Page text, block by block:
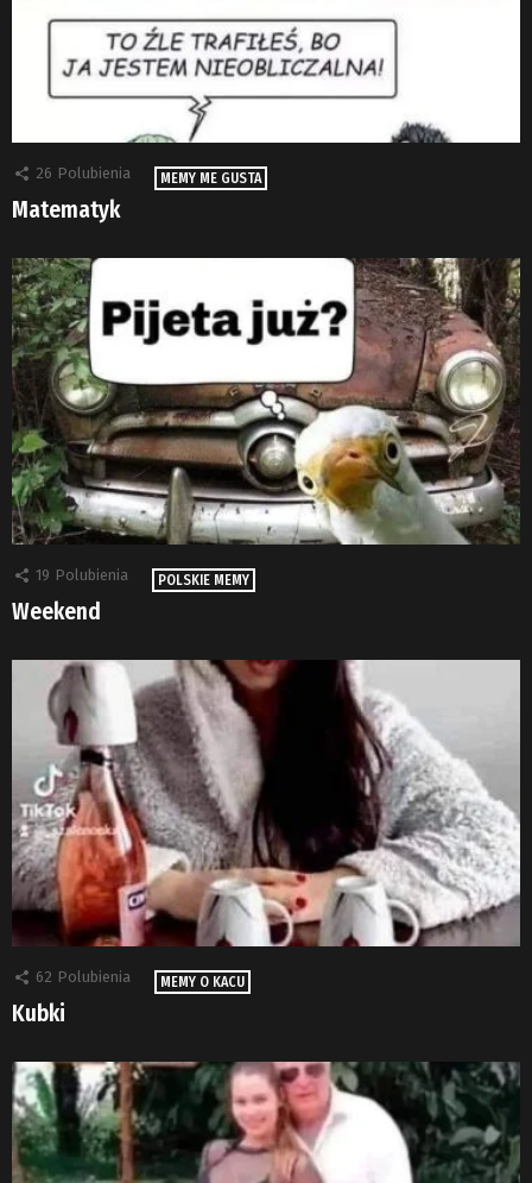
26 Polubienia MEMY ME GUSTA
Matematyk
19 Polubienia POLSKIE MEMY
Weekend
62 Polubienia MEMY O KACU
Kubki